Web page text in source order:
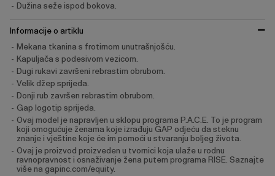
Dužina seže ispod bokova.
Informacije o artiklu
Mekana tkanina s frotirnom unutrašnjošću.
Kapuljača s podesivom vezicom.
Dugi rukavi završeni rebrastim obrubom.
Velik džep sprijeda.
Donji rub završen rebrastim obrubom.
Gap logotip sprijeda.
Ovaj model je napravljen u sklopu programa P.A.C.E. To je program
koji omogućuje ženama koje izrađuju GAP odjeću da steknu
znanje i vještine koje će im pomoći u stvaranju boljeg života.
Ovaj je proizvod proizveden u tvornici koja ulaže u rodnu
ravnopravnost i osnaživanje žena putem programa RISE. Saznajte
više na gapinc.com/equity.